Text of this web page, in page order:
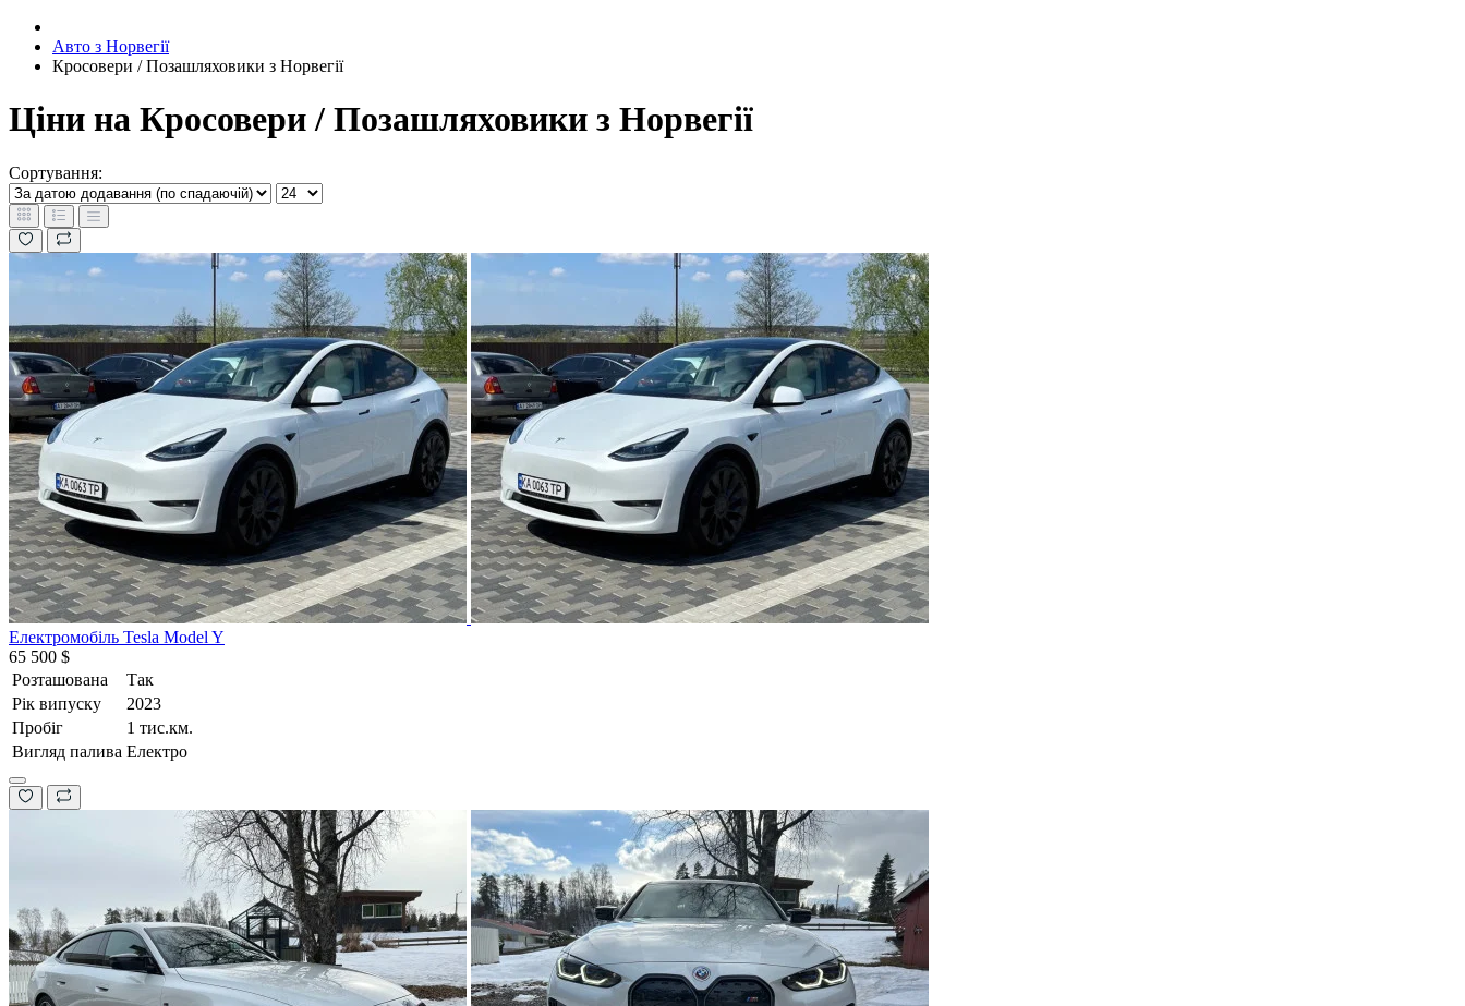
Авто з Норвегії
Кросовери / Позашляховики з Норвегії
Ціни на Кросовери / Позашляховики з Норвегії
Сортування:
Електромобіль Tesla Model Y
65 500 $
Розташована
Так
Рік випуску
2023
Пробіг
1 тис.км.
Вигляд палива Електро